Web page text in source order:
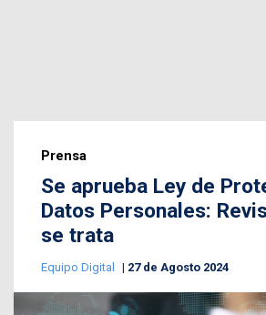
Prensa
Se aprueba Ley de
Datos Personales:
se trata
Equipo Digital 27 de Agosto 2024